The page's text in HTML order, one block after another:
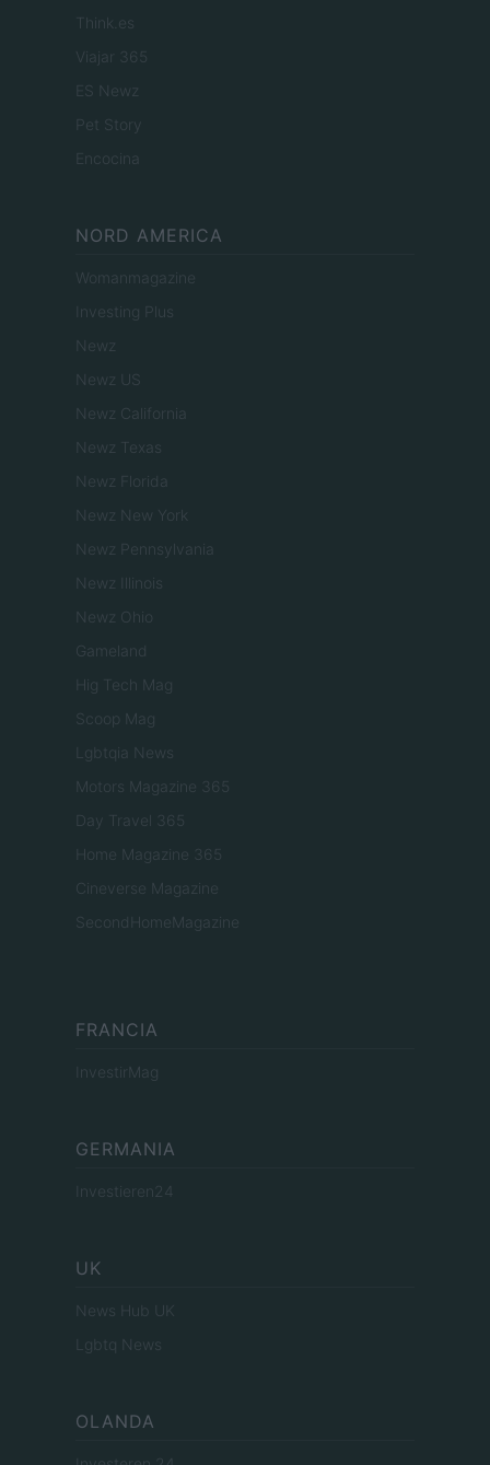
Think.es
Viajar 365
ES Newz
Pet Story
Encocina
NORD AMERICA
Womanmagazine
Investing Plus
Newz
Newz US
Newz California
Newz Texas
Newz Florida
Newz New York
Newz Pennsylvania
Newz Illinois
Newz Ohio
Gameland
Hig Tech Mag
Scoop Mag
Lgbtqia News
Motors Magazine 365
Day Travel 365
Home Magazine 365
Cineverse Magazine
SecondHomeMagazine
FRANCIA
InvestirMag
GERMANIA
Investieren24
UK
News Hub UK
Lgbtq News
OLANDA